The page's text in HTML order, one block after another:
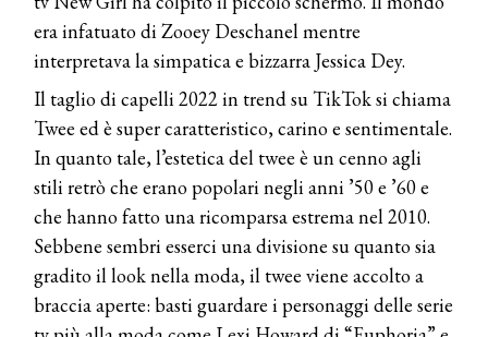
era infatuato di Zooey Deschanel mentre
interpretava la simpatica e bizzarra Jessica Dey.
Il taglio di capelli 2022 in trend su TikTok si chiama
Twee ed è super caratteristico, carino e sentimentale.
In quanto tale, l’estetica del twee è un cenno agli
stili retrò che erano popolari negli anni ’50 e ’60 e
che hanno fatto una ricomparsa estrema nel 2010.
Sebbene sembri esserci una divisione su quanto sia
gradito il look nella moda, il twee viene accolto a
braccia aperte: basti guardare i personaggi delle serie